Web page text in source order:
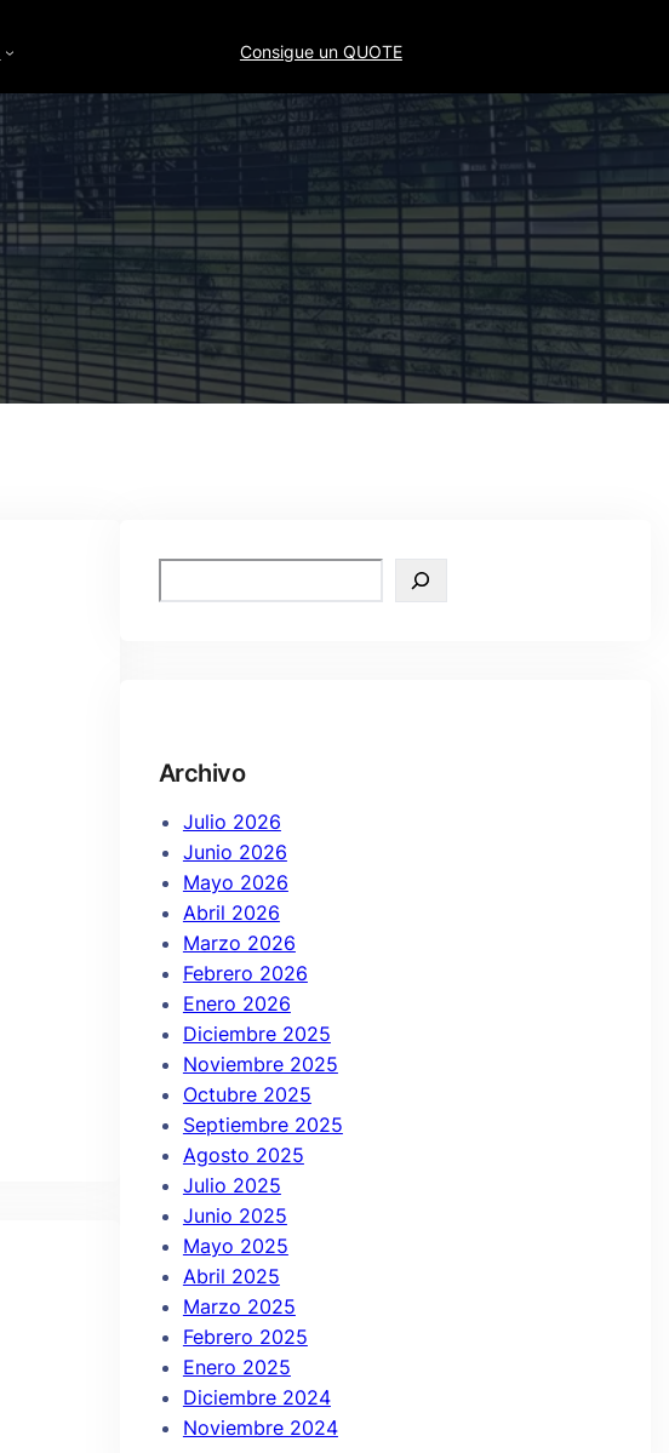
Consigue un QUOTE
Archivo
Julio 2026
Junio 2026
Mayo 2026
Abril 2026
Marzo 2026
Febrero 2026
Enero 2026
Diciembre 2025
Noviembre 2025
Octubre 2025
Septiembre 2025
Agosto 2025
Julio 2025
Junio 2025
Mayo 2025
Abril 2025
Marzo 2025
Febrero 2025
Enero 2025
Diciembre 2024
Noviembre 2024